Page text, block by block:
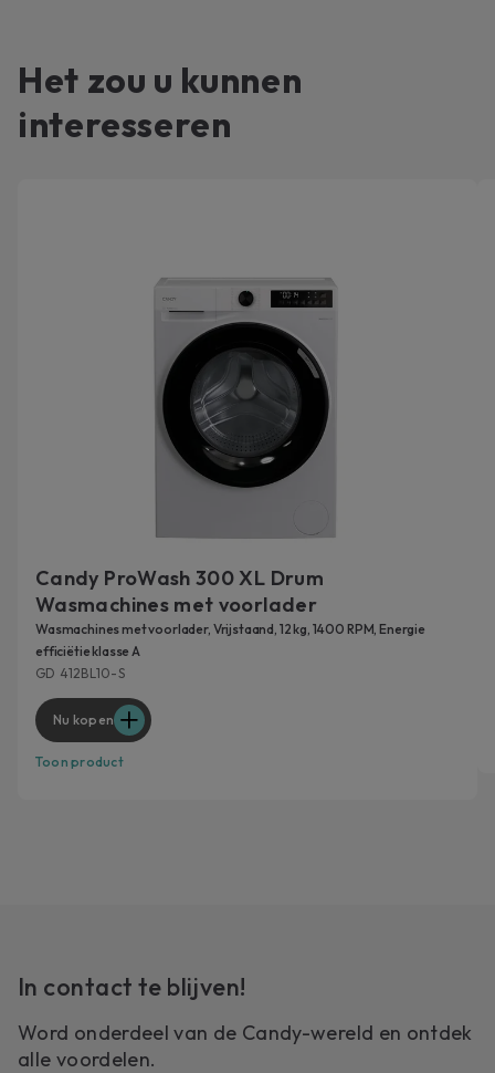
Het zou u kunnen
interesseren
Candy ProWash 300 XL Drum
Wasmachines met voorlader
Wasmachines met voorlader, Vrijstaand, 12 kg, 1400 RPM, Energie
efficiëtie klasse A
GD 412BL10-S
Nu kopen
Toon product
In contact te blijven!
Word onderdeel van de Candy-wereld en ontdek
alle voordelen.